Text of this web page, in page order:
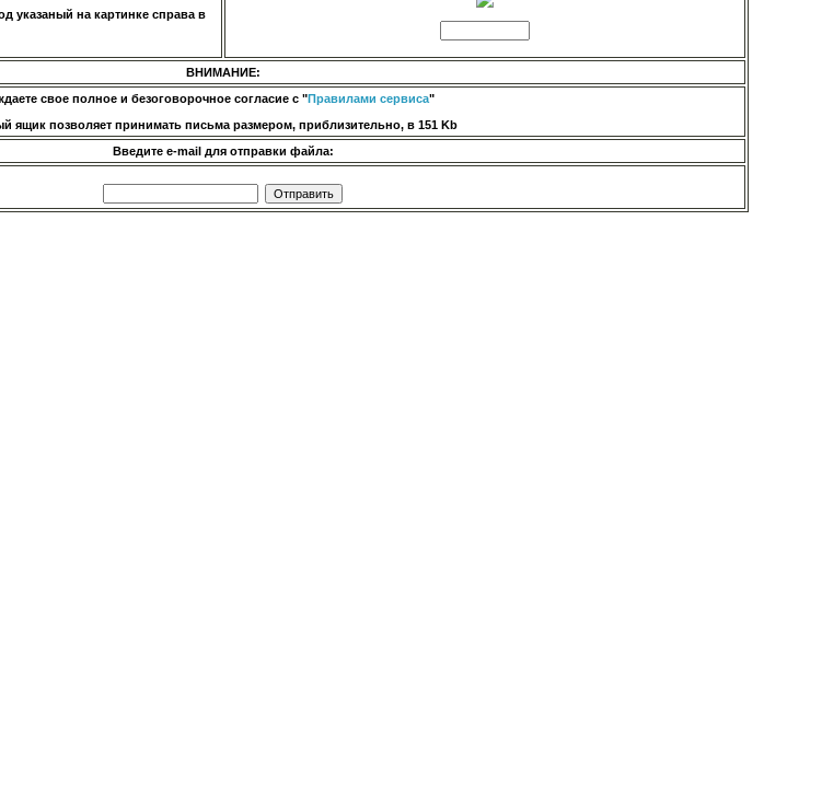
указаный на картинке справа в
ВНИМАНИЕ:
свое полное и безоговорочное согласие с "Правилами сервиса"
ящик позволяет принимать письма размером, приблизительно, в 151 Kb
Введите e-mail для отправки файла: